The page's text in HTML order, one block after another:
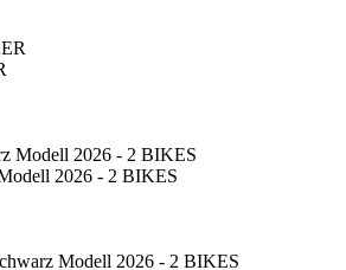
2026 - 2 BIKES